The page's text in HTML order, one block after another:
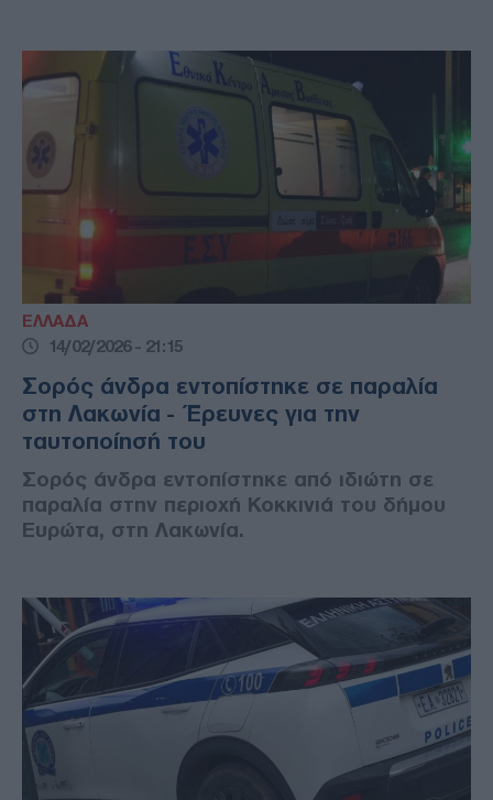
ΕΛΛΑΔΑ
14/02/2026 - 21:15
Σορός άνδρα εντοπίστηκε σε παραλία
στη Λακωνία - Έρευνες για την
ταυτοποίησή του
Σορός άνδρα εντοπίστηκε από ιδιώτη σε
παραλία στην περιοχή Κοκκινιά του δήμου
Ευρώτα, στη Λακωνία.